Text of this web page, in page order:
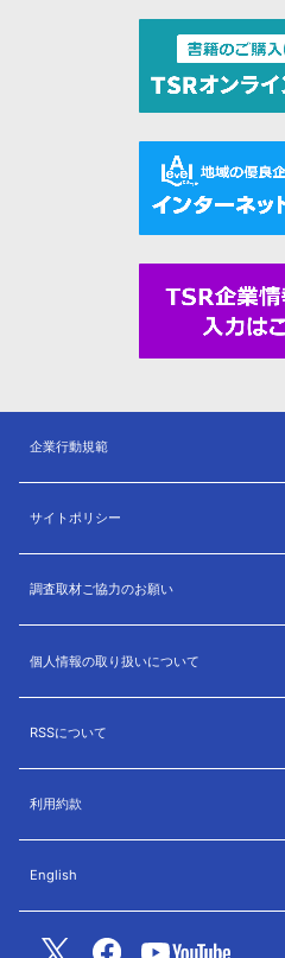
企業行動規範
サイトポリシー
調査取材ご協力のお願い
個人情報の取り扱いについて
RSSについて
利用約款
English